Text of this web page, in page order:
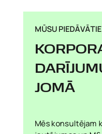
MŪSU
JOMĀ
Mēs konsultējam